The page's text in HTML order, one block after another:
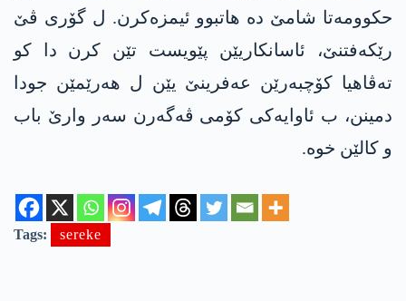
حکوومەتا شامێ دە ھاتبوو ئیمزەکرن. ل گۆری ڤێ
رێکەفتنێ، ئاسانکاریێن پێویست تێن کرن دا کو
تەڤاھیا کۆچبەرێن عەفرینێ یێن ل ھەرێمێن جودا
دمینن، ب ئاوایەکی کۆمی ڤەگەرن سەر وارێ باب
و کالێن خوە.
Tags: sereke